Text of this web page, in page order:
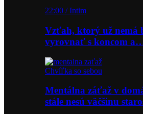
22:00 / Intim
Vzťah, ktorý už nemá
vyrovnať s koncom
Chvíľka so sebou
Mentálna záťaž v
stále nesú väčšinu